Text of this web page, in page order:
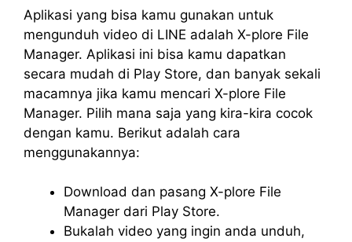
Aplikasi yang bisa kamu gunakan untuk
mengunduh video di LINE adalah X-plore File
Manager. Aplikasi ini bisa kamu dapatkan
secara mudah di Play Store, dan banyak sekali
macamnya jika kamu mencari X-plore File
Manager. Pilih mana saja yang kira-kira cocok
dengan kamu. Berikut adalah cara
menggunakannya:
Download dan pasang X-plore File
Manager dari Play Store.
Bukalah video yang ingin anda unduh,